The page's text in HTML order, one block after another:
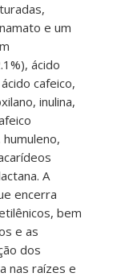
e um
ácido
cafeico,
inulina,
humuleno,
A
encerra
bem
e as
dos
nas raízes e